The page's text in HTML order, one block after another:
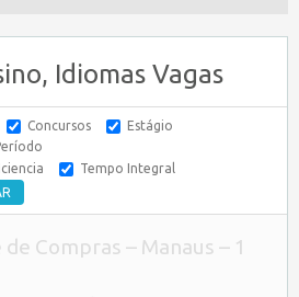
Idiomas Vagas
Concursos
Estágio
Tempo Integral
Compras – Manaus – 1